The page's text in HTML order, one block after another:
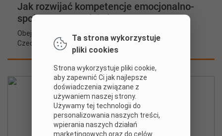
Jak rozwijać kompetencje emocjonalno-
społeczne w projekcie?
Obejrzyj webinarium przygotowane przez Zytę
Czechowską i Jolantę Majkowską.
Ta strona wykorzystuje
pliki cookies
Strona wykorzystuje pliki cookie,
aby zapewnić Ci jak najlepsze
doświadczenia związane z
używaniem naszej strony.
Używamy tej technologii do
personalizowania naszych treści,
wpierania naszych działań
marketingowych oraz do celów